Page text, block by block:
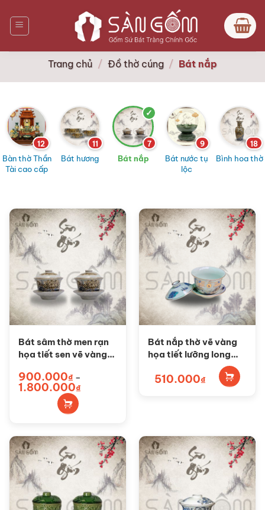
qua
nội
dung
Trang chủ / Đồ thờ cúng / Bát nắp
12
Bàn thờ Thần
Tài cao cấp
11
Bát hương
7
Bát nắp
9
Bát nước tụ
lộc
18
Bình hoa thờ
Bát sâm thờ men rạn
họa tiết sen vẽ vàng
900.000₫ –
1.800.000₫Khoảng
giá:
Sản
phẩm
biến
thể.
Các
tùy
chọn
có
Bát nắp thờ vẽ vàng
họa tiết lưỡng long
chầu nguyệt SG-
BNT06
510.000₫